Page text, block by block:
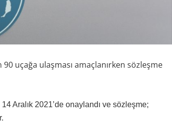
uçağa ulaşması amaçlanırken sözleşme
Aralık 2021’de onaylandı ve sözleşme;